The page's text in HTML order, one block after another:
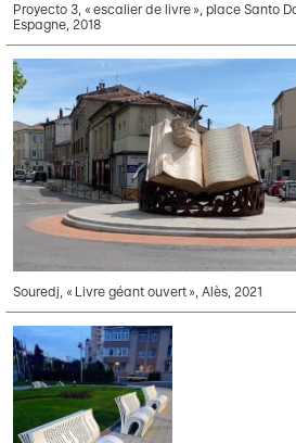
Proyecto 3, « escalier de livre », place Santo
Espagne, 2018
Souredj, « Livre géant ouvert », Alès, 2021